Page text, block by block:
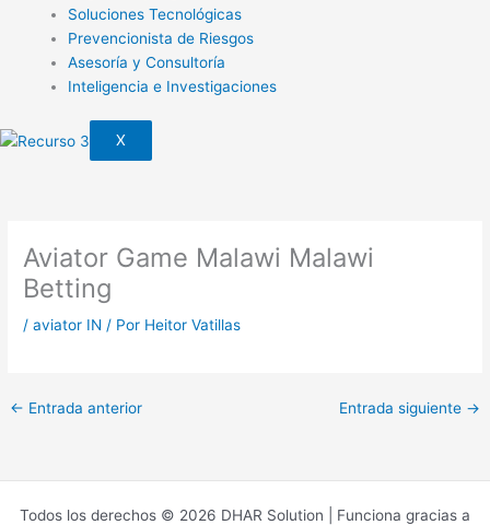
Soluciones Tecnológicas
Prevencionista de Riesgos
Asesoría y Consultoría
Inteligencia e Investigaciones
X
Aviator Game Malawi Malawi
Betting
/aviator IN / Por Heitor Vatillas
← Entrada anterior Entrada siguiente →
Todos los derechos © 2026 DHAR Solution | Funciona gracias a